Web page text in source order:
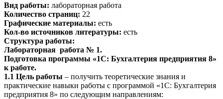
Вид работы: лабораторная работа
Количество страниц: 22
Графические материалы: есть
Кол-во источников литературы: есть
Структура работы:
Лабораторная работа № 1.
Подготовка программы «1С: Бухгалтерия предприятия 8»
к работе.
1.1 Цель работы – получить теоретические знания и
практические навыки работы с программой «1С: Бухгалтерия
предприятия 8» по следующим направлениям: